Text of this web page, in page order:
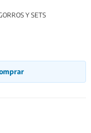
Y SETS